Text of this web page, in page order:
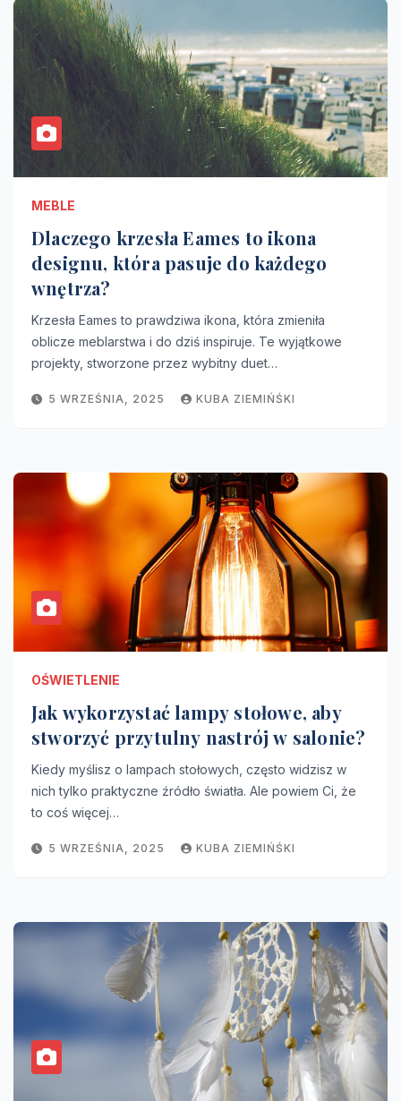
MEBLE
Dlaczego krzesła Eames to ikona
designu, która pasuje do każdego
wnętrza?
Krzesła Eames to prawdziwa ikona, która zmieniła
oblicze meblarstwa i do dziś inspiruje. Te wyjątkowe
projekty, stworzone przez wybitny duet…
5 WRZEŚNIA, 2025 KUBA ZIEMIŃŚKI
OŚWIETLENIE
Jak wykorzystać lampy stołowe, aby
stworzyć przytulny nastrój w salonie?
Kiedy myślisz o lampach stołowych, często widzisz w
nich tylko praktyczne źródło światła. Ale powiem Ci, że
to coś więcej…
5 WRZEŚNIA, 2025 KUBA ZIEMIŃŚKI